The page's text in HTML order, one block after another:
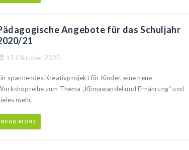
Angebote für das Schuljahr
21
15 Oktober 2020
spannendes Kreativprojekt für Kinder, eine neue
zum Thema „Klimawandel und Ernährung“ und
mehr.
READ MORE